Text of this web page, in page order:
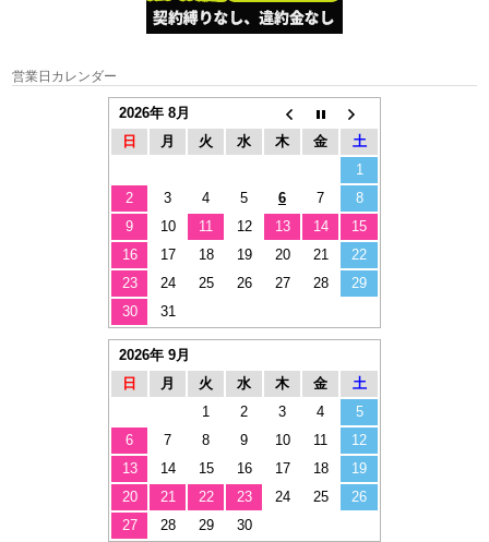
営業日カレンダー
2026年 8月
日
月 火 水 木 金
土
1
2
3 4 5 6 7
8
9
10 11 12 13 14
15
16
17 18 19 20 21
22
23
24 25 26 27 28
29
30
31
2026年 9月
日
月 火 水 木 金
土
1
2 3 4
5
6
7 8 9 10 11
12
13
14 15 16 17 18
19
20
21 22 23 24 25
26
27
28 29 30